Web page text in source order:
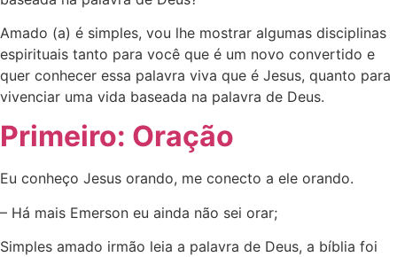
Amado (a) é simples, vou lhe mostrar algumas disciplinas
espirituais tanto para você que é um novo convertido e
quer conhecer essa palavra viva que é Jesus, quanto para
vivenciar uma vida baseada na palavra de Deus.
Primeiro: Oração
Eu conheço Jesus orando, me conecto a ele orando.
– Há mais Emerson eu ainda não sei orar;
Simples amado irmão leia a palavra de Deus, a bíblia foi